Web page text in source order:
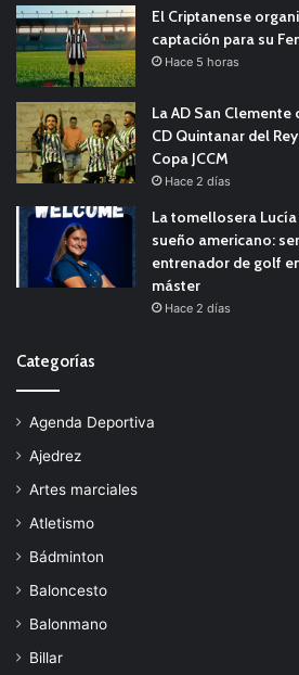
El Criptanense
captación para su
Hace 5 horas
La AD San
CD Quintanar del
Copa JCCM
Hace 2 días
La tomellosera
sueño americano:
entrenador de golf
máster
Hace 2 días
Categorías
Agenda Deportiva
Ajedrez
Artes marciales
Atletismo
Bádminton
Baloncesto
Balonmano
Billar